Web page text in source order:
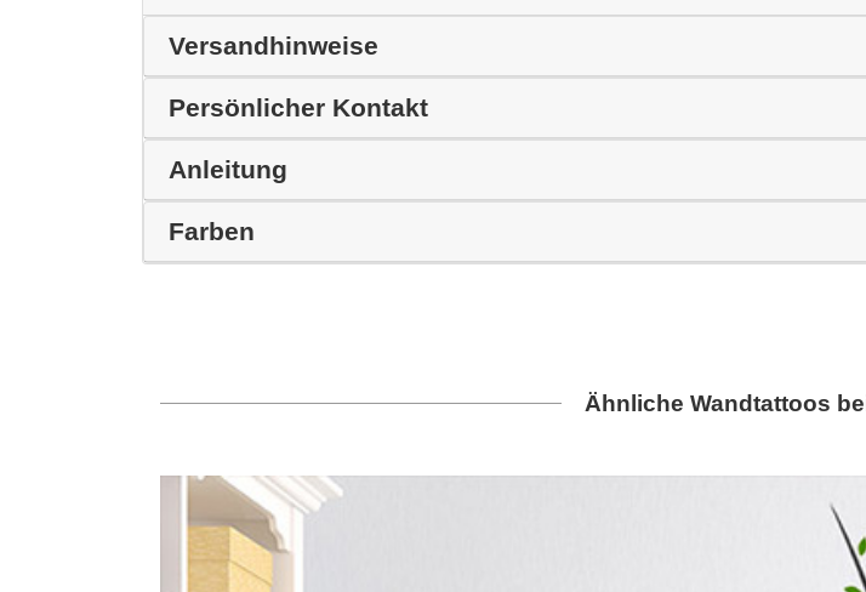
Versandhinweise
Persönlicher Kontakt
Anleitung
Farben
Ähnliche Wandtattoos